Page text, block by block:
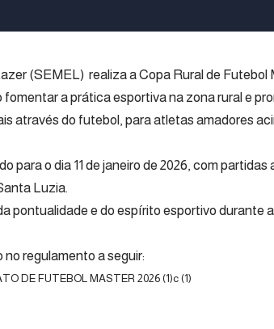
(SEMEL) realiza a Copa Rural de Futebol
a prática esportiva na zona rural e
através do futebol, para atletas amadores
para o dia 11 de janeiro de 2026, com partidas
Luzia.
pontualidade e do espírito esportivo durante
regulamento a seguir:
DE FUTEBOL MASTER 2026 (1)c (1)